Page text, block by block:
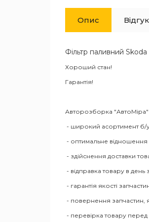
Опис
Фільтр паливний
Хороший стан!
Гарантія!
Авторозборка
- широкий асортимент б/у
- оптимальне відношення
- здійснення доставки
- відправка товару в
- гарантія якості
- повернення запчастин,
- перевірка товару перед